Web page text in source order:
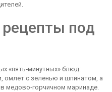
под
«пять‑минутных» блюд:
омлет с зеленью и шпинатом, а
медово‑горчичном маринаде.